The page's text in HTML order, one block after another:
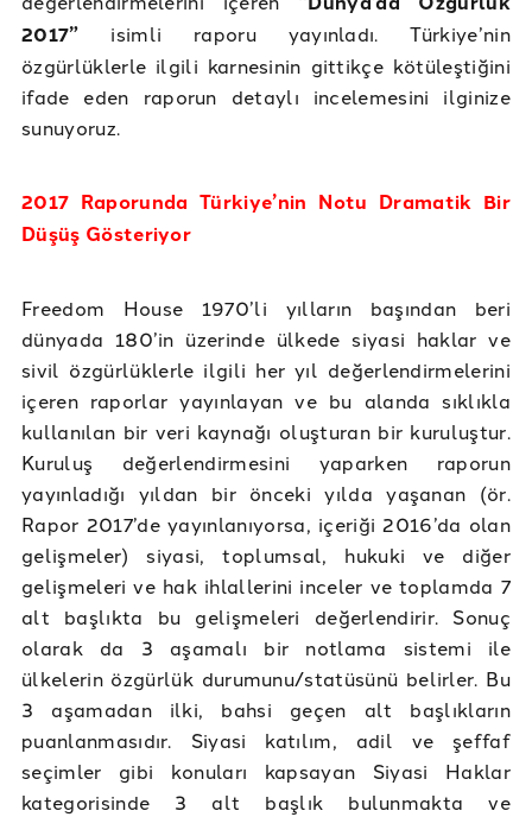
2017” isimli raporu yayınladı. Türkiye’nin
özgürlüklerle ilgili karnesinin gittikçe kötüleştiğini
ifade eden raporun detaylı incelemesini ilginize
sunuyoruz.
2017 Raporunda Türkiye’nin Notu Dramatik Bir
Düşüş Gösteriyor
Freedom House 1970’li yılların başından beri
dünyada 180’in üzerinde ülkede siyasi haklar ve
sivil özgürlüklerle ilgili her yıl değerlendirmelerini
içeren raporlar yayınlayan ve bu alanda sıklıkla
kullanılan bir veri kaynağı oluşturan bir kuruluştur.
Kuruluş değerlendirmesini yaparken raporun
yayınladığı yıldan bir önceki yılda yaşanan (ör.
Rapor 2017’de yayınlanıyorsa, içeriği 2016’da olan
gelişmeler) siyasi, toplumsal, hukuki ve diğer
gelişmeleri ve hak ihlallerini inceler ve toplamda 7
alt başlıkta bu gelişmeleri değerlendirir. Sonuç
olarak da 3 aşamalı bir notlama sistemi ile
ülkelerin özgürlük durumunu/statüsünü belirler. Bu
3 aşamadan ilki, bahsi geçen alt başlıkların
puanlanmasıdır. Siyasi katılım, adil ve şeffaf
seçimler gibi konuları kapsayan Siyasi Haklar
kategorisinde 3 alt başlık bulunmakta ve